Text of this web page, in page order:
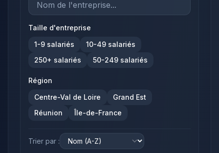
Taille d'entreprise
1-9 salariés 10-49 salariés
250+ salariés 50-249 salariés
Région
Centre-Val de Loire
Grand Est
Réunion
Île-de-France
Trier par :